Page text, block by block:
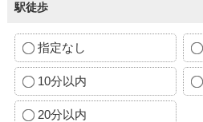
駅徒歩
指定なし
10分以内
20分以内